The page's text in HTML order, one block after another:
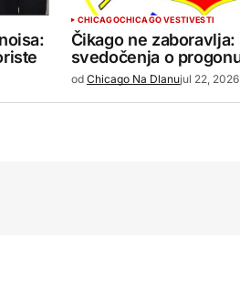
CHICAGOCHICAGO VESTIVESTI
Čikago ne zaboravlja:
svedočenja o
od Chicago Na Dlanujul 22, 2026